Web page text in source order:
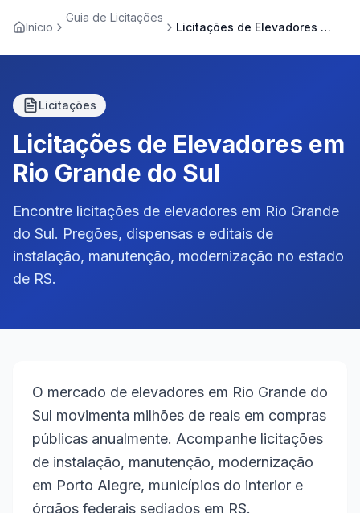
Início
Guia de Licitações
Licitações de Elevadores em Rio Grande do Sul
Licitações
Licitações de Elevadores em
Rio Grande do Sul
Encontre licitações de elevadores em Rio Grande
do Sul. Pregões, dispensas e editais de
instalação, manutenção, modernização no estado
de RS.
O mercado de elevadores em Rio Grande do
Sul movimenta milhões de reais em compras
públicas anualmente. Acompanhe licitações
de instalação, manutenção, modernização
em Porto Alegre, municípios do interior e
órgãos federais sediados em RS.